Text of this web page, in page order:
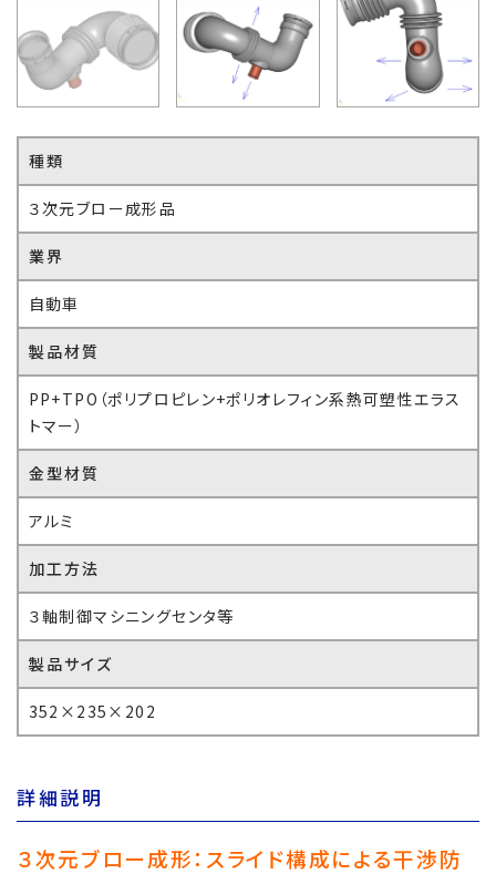
種類
３次元ブロー成形品
業界
自動車
製品材質
PP+TPO（ポリプロピレン+ポリオレフィン系熱可塑性エラス
トマー）
金型材質
アルミ
加工方法
３軸制御マシニングセンタ等
製品サイズ
352×235×202
詳細説明
３次元ブロー成形：スライド構成による干渉防